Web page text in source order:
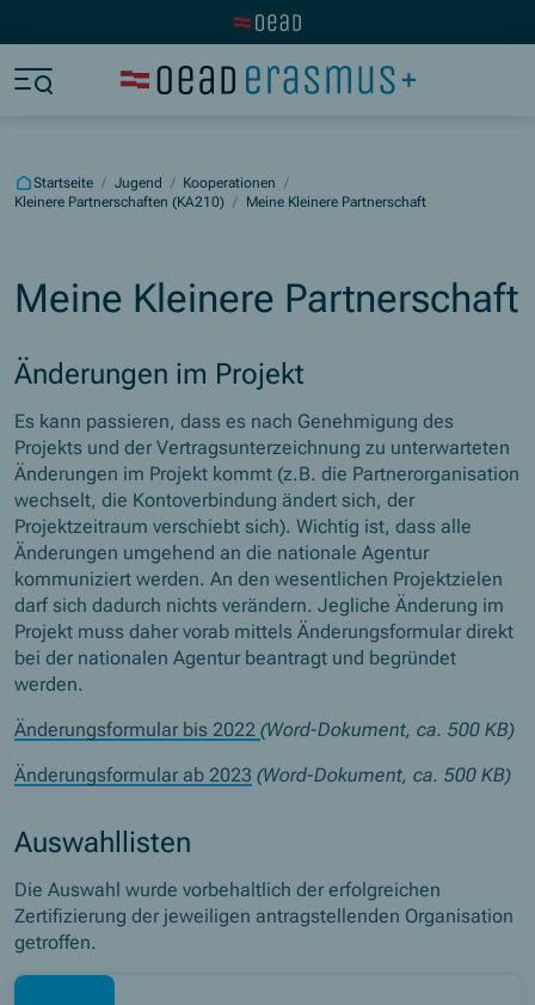
Startseite / Jugend / Kooperationen /
Kleinere Partnerschaften (KA210) / Meine Kleinere Partnerschaft
Meine Kleinere Partnerschaft
Änderungen im Projekt
Es kann passieren, dass es nach Genehmigung des
Projekts und der Vertragsunterzeichnung zu unterwarteten
Änderungen im Projekt kommt (z.B. die Partnerorganisation
wechselt, die Kontoverbindung ändert sich, der
Projektzeitraum verschiebt sich). Wichtig ist, dass alle
Änderungen umgehend an die nationale Agentur
kommuniziert werden. An den wesentlichen Projektzielen
darf sich dadurch nichts verändern. Jegliche Änderung im
Projekt muss daher vorab mittels Änderungsformular direkt
bei der nationalen Agentur beantragt und begründet
werden.
Änderungsformular bis 2022(Word-Dokument, ca. 500 KB)
Änderungsformular ab 2023 (Word-Dokument, ca. 500 KB)
Auswahllisten
Die Auswahl wurde vorbehaltlich der erfolgreichen
Zertifizierung der jeweiligen antragstellenden Organisation
getroffen.